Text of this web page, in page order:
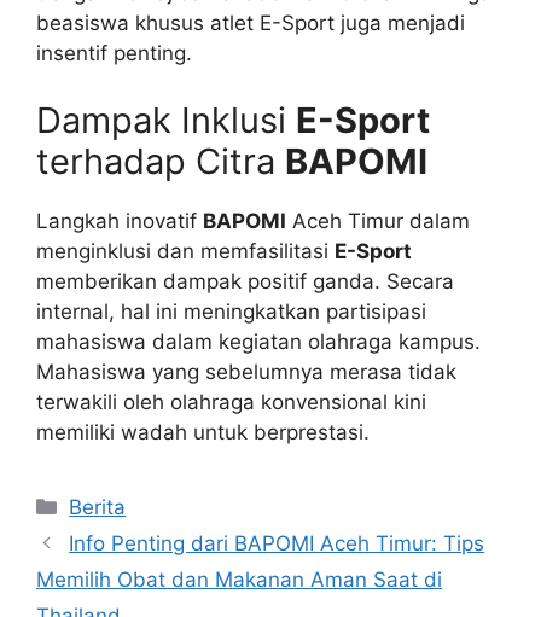
beasiswa khusus atlet E-Sport juga menjadi
insentif penting.
Dampak Inklusi E-Sport
terhadap Citra BAPOMI
Langkah inovatif BAPOMI Aceh Timur dalam
menginklusi dan memfasilitasi E-Sport
memberikan dampak positif ganda. Secara
internal, hal ini meningkatkan partisipasi
mahasiswa dalam kegiatan olahraga kampus.
Mahasiswa yang sebelumnya merasa tidak
terwakili oleh olahraga konvensional kini
memiliki wadah untuk berprestasi.
Kategori
Berita
Info Penting dari BAPOMI Aceh Timur: Tips
Memilih Obat dan Makanan Aman Saat di